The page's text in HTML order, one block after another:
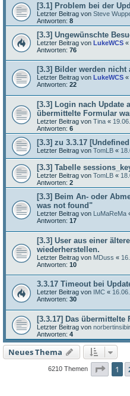
[3.1] Problem bei der
Letzter Beitrag von Steve
Antworten: 8
[3.3] Ungewünschte
Letzter Beitrag von LukeWCS «
Antworten: 76
[3.3] Bilder werden nicht
Letzter Beitrag von LukeWCS «
Antworten: 22
[3.3] Login nach Update
übermittelte Formular
Letzter Beitrag von Tina «
Antworten: 6
[3.3] zu 3.3.17
Letzter Beitrag von TomLB «
[3.3] Tabelle
Letzter Beitrag von TomLB «
Antworten: 2
[3.3] Beim An- oder
was not found"
Letzter Beitrag von LuMaReMa
Antworten: 17
[3.3] User aus einer
wiederherstellen.
Letzter Beitrag von MDuss «
Antworten: 10
3.3.17 Timeout bei
Letzter Beitrag von IMC «
Antworten: 30
[3.3.17] Das
Letzter Beitrag von
Antworten: 4
Neues Thema
6210 Themen Seite
1